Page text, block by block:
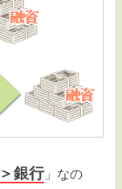
銀行」なの